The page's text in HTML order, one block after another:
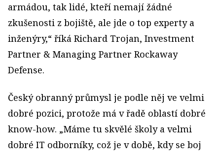
armádou, tak lidé, kteří nemají žádné
zkušenosti z bojiště, ale jde o top experty a
inženýry,“ říká Richard Trojan, Investment
Partner & Managing Partner Rockaway
Defense.
Český obranný průmysl je podle něj ve velmi
dobré pozici, protože má v řadě oblastí dobré
know-how. „Máme tu skvělé školy a velmi
dobré IT odborníky, což je v době, kdy se boj